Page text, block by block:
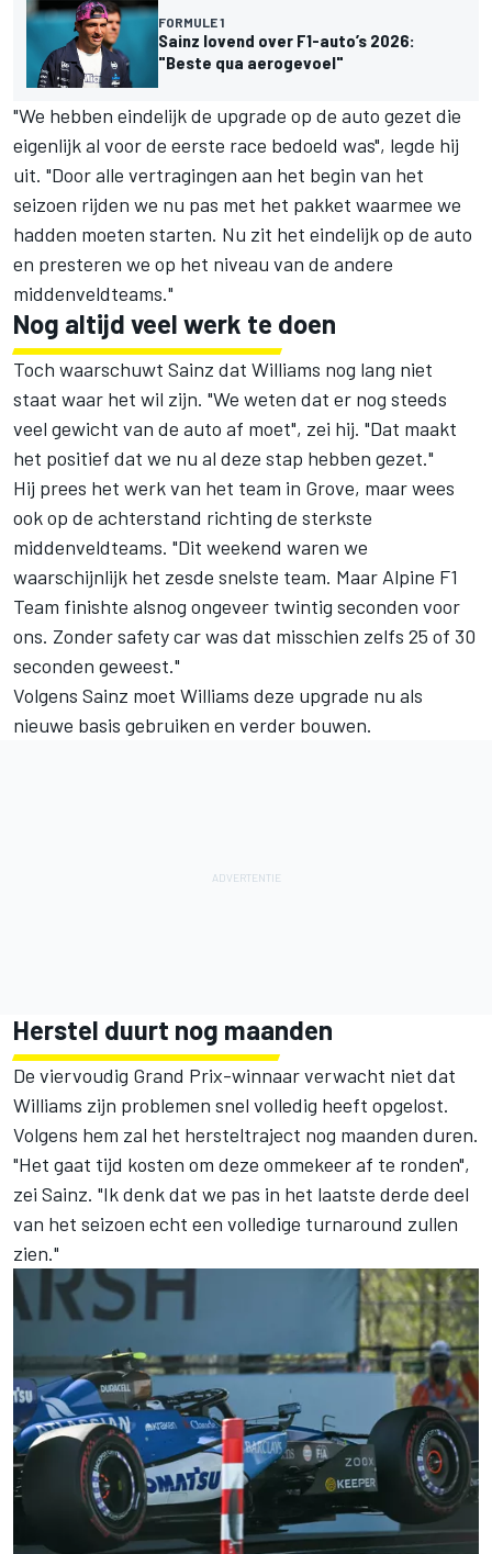
FORMULE 1
Sainz lovend over F1-auto’s 2026:
"Beste qua aerogevoel"
"We hebben eindelijk de upgrade op de auto gezet die
eigenlijk al voor de eerste race bedoeld was", legde hij
uit. "Door alle vertragingen aan het begin van het
seizoen rijden we nu pas met het pakket waarmee we
hadden moeten starten. Nu zit het eindelijk op de auto
en presteren we op het niveau van de andere
middenveldteams."
Nog altijd veel werk te doen
Toch waarschuwt Sainz dat Williams nog lang niet
staat waar het wil zijn. "We weten dat er nog steeds
veel gewicht van de auto af moet", zei hij. "Dat maakt
het positief dat we nu al deze stap hebben gezet."
Hij prees het werk van het team in Grove, maar wees
ook op de achterstand richting de sterkste
middenveldteams. "Dit weekend waren we
waarschijnlijk het zesde snelste team. Maar Alpine F1
Team finishte alsnog ongeveer twintig seconden voor
ons. Zonder safety car was dat misschien zelfs 25 of 30
seconden geweest."
Volgens Sainz moet Williams deze upgrade nu als
nieuwe basis gebruiken en verder bouwen.
Herstel duurt nog maanden
De viervoudig Grand Prix-winnaar verwacht niet dat
Williams zijn problemen snel volledig heeft opgelost.
Volgens hem zal het hersteltraject nog maanden duren.
"Het gaat tijd kosten om deze ommekeer af te ronden",
zei Sainz. "Ik denk dat we pas in het laatste derde deel
van het seizoen echt een volledige turnaround zullen
zien."